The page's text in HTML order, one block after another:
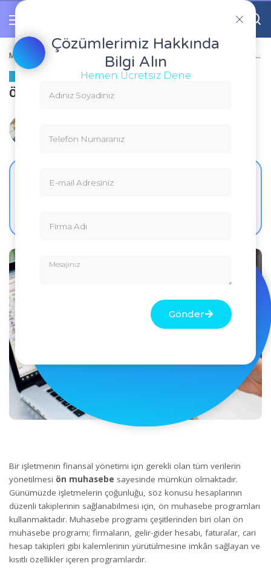
Mavvo Blog >Blog Muhasebe Programları
MUHASEBE PROGRAMLARI
Ön Muhasebe Programları Ortak Özellikleri
Bu İçeriği Yapay Zekâ ile İnceleyin
Bir işletmenin finansal yönetimi için gerekli olan tüm verilerin
yönetilmesi ön muhasebe sayesinde mümkün olmaktadır.
Günümüzde işletmelerin çoğunluğu, söz konusu hesaplarının
düzenli takiplerinin sağlanabilmesi için, ön muhasebe programları
kullanmaktadır. Muhasebe programı çeşitlerinden biri olan ön
muhasebe programı; firmaların, gelir-gider hesabı, faturalar, cari
hesap takipleri gibi kalemlerinin yürütülmesine imkân sağlayan ve
kısıtlı özellikler içeren programlardır.
Çözümlerimiz Hakkında
Bilgi Alın
Hemen Ücretsiz Dene
Gönder